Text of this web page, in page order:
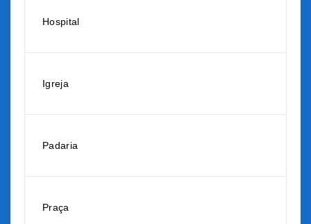
Hospital
Igreja
Padaria
Praça